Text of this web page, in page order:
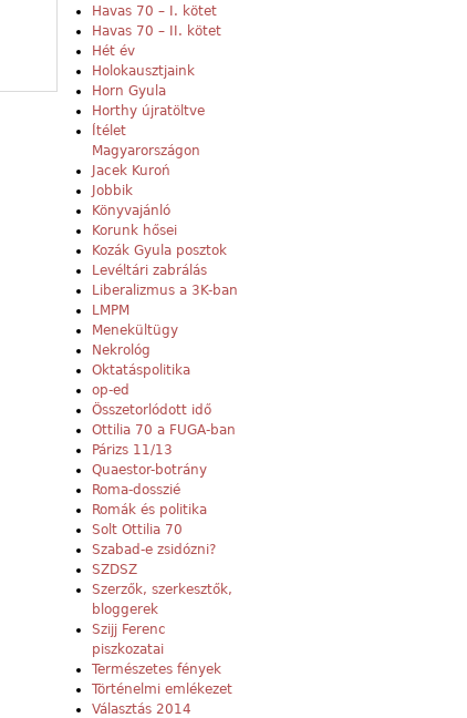
Havas 70 – I. kötet
Havas 70 – II. kötet
Hét év
Holokausztjaink
Horn Gyula
Horthy újratöltve
Ítélet
Magyarországon
Jacek Kuroń
Jobbik
Könyvajánló
Korunk hősei
Kozák Gyula posztok
Levéltári zabrálás
Liberalizmus a 3K-ban
LMPM
Menekültügy
Nekrológ
Oktatáspolitika
op-ed
Összetorlódott idő
Ottilia 70 a FUGA-ban
Párizs 11/13
Quaestor-botrány
Roma-dosszié
Romák és politika
Solt Ottilia 70
Szabad-e zsidózni?
SZDSZ
Szerzők, szerkesztők,
bloggerek
Szijj Ferenc
piszkozatai
Természetes fények
Történelmi emlékezet
Választás 2014